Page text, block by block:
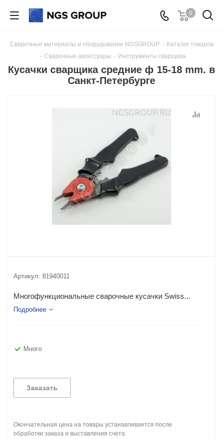
0
Сварочные материалы и оборудование NGSGROUP - Каталог товаров
- Сварочные аксессуары - Инструменты сварщика
Кусачки сварщика средние ф 15-18 mm. в
Санкт-Петербурге
Артикул: 81940011
Многофункциональные сварочные кусачки Swiss...
Подробнее
Много
Заказать
Окончательная цена на товары устанавливается после
обработки заказа и выставления счета